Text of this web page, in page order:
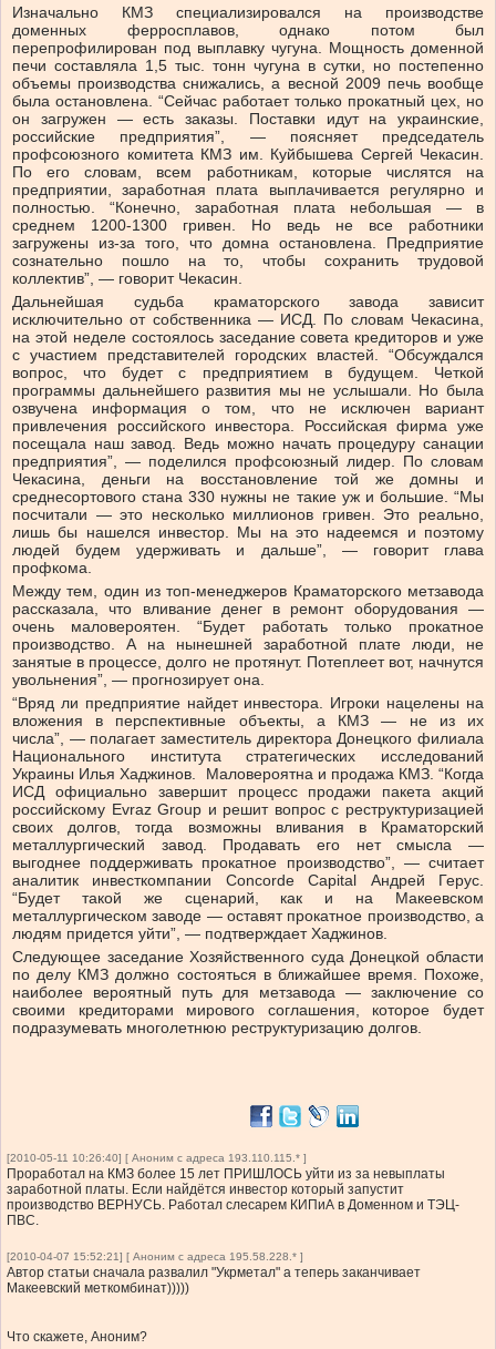
Изначально КМЗ специализировался на производстве
доменных ферросплавов, однако потом был
перепрофилирован под выплавку чугуна. Мощность доменной
печи составляла 1,5 тыс. тонн чугуна в сутки, но постепенно
объемы производства снижались, а весной 2009 печь вообще
была остановлена. “Сейчас работает только прокатный цех, но
он загружен — есть заказы. Поставки идут на украинские,
российские предприятия”, — поясняет председатель
профсоюзного комитета КМЗ им. Куйбышева Сергей Чекасин.
По его словам, всем работникам, которые числятся на
предприятии, заработная плата выплачивается регулярно и
полностью. “Конечно, заработная плата небольшая — в
среднем 1200-1300 гривен. Но ведь не все работники
загружены из-за того, что домна остановлена. Предприятие
сознательно пошло на то, чтобы сохранить трудовой
коллектив”, — говорит Чекасин.
Дальнейшая судьба краматорского завода зависит
исключительно от собственника — ИСД. По словам Чекасина,
на этой неделе состоялось заседание совета кредиторов и уже
с участием представителей городских властей. “Обсуждался
вопрос, что будет с предприятием в будущем. Четкой
программы дальнейшего развития мы не услышали. Но была
озвучена информация о том, что не исключен вариант
привлечения российского инвестора. Российская фирма уже
посещала наш завод. Ведь можно начать процедуру санации
предприятия”, — поделился профсоюзный лидер. По словам
Чекасина, деньги на восстановление той же домны и
среднесортового стана 330 нужны не такие уж и большие. “Мы
посчитали — это несколько миллионов гривен. Это реально,
лишь бы нашелся инвестор. Мы на это надеемся и поэтому
людей будем удерживать и дальше”, — говорит глава
профкома.
Между тем, один из топ-менеджеров Краматорского метзавода
рассказала, что вливание денег в ремонт оборудования —
очень маловероятен. “Будет работать только прокатное
производство. А на нынешней заработной плате люди, не
занятые в процессе, долго не протянут. Потеплеет вот, начнутся
увольнения”, — прогнозирует она.
“Вряд ли предприятие найдет инвестора. Игроки нацелены на
вложения в перспективные объекты, а КМЗ — не из их
числа”, — полагает заместитель директора Донецкого филиала
Национального института стратегических исследований
Украины Илья Хаджинов. Маловероятна и продажа КМЗ. “Когда
ИСД официально завершит процесс продажи пакета акций
российскому Evraz Group и решит вопрос с реструктуризацией
своих долгов, тогда возможны вливания в Краматорский
металлургический завод. Продавать его нет смысла —
выгоднее поддерживать прокатное производство”, — считает
аналитик инвесткомпании Concorde Capital Андрей Герус.
“Будет такой же сценарий, как и на Макеевском
металлургическом заводе — оставят прокатное производство, а
людям придется уйти”, — подтверждает Хаджинов.
Следующее заседание Хозяйственного суда Донецкой области
по делу КМЗ должно состояться в ближайшее время. Похоже,
наиболее вероятный путь для метзавода — заключение со
своими кредиторами мирового соглашения, которое будет
подразумевать многолетнюю реструктуризацию долгов.
[2010-05-11 10:26:40] [ Аноним с адреса 193.110.115.* ]
Проработал на КМЗ более 15 лет ПРИШЛОСЬ уйти из за невыплаты
заработной платы. Если найдётся инвестор который запустит
производство ВЕРНУСЬ. Работал слесарем КИПиА в Доменном и ТЭЦ-
ПВС.
[2010-04-07 15:52:21] [ Аноним с адреса 195.58.228.* ]
Автор статьи сначала развалил "Укрметал" а теперь заканчивает
Макеевский меткомбинат)))))
Что скажете, Аноним?